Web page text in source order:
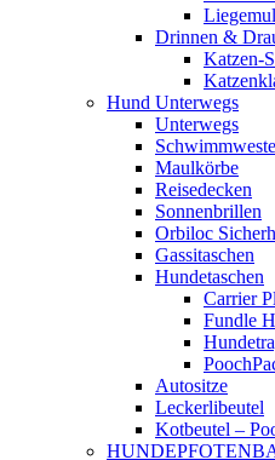
Drinnen &
Katzen-
Hund Unterwegs
Unterwegs
Maulkörbe
Reisedecken
Sonnenbrillen
Orbiloc
Gassitaschen
Hundetaschen
Carrier
Fundle
Autositze
Leckerlibeutel
Kotbeutel –